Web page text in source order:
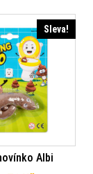
Sleva!
Albi